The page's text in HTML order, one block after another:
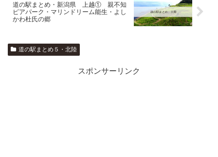
道の駅まとめ・新潟県 上越① 親不知
ピアパーク・マリンドリーム能生・よし
かわ杜氏の郷
道の駅まとめ５・北陸
スポンサーリンク